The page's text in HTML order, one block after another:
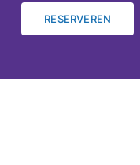
RESERVEREN